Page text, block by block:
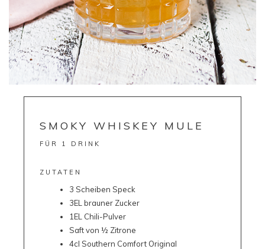
SMOKY WHISKEY MULE
FÜR 1 DRINK
ZUTATEN
3 Scheiben Speck
3EL brauner Zucker
1EL Chili-Pulver
Saft von ½ Zitrone
4cl Southern Comfort Original